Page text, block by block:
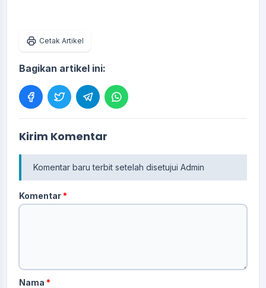
Cetak Artikel
Bagikan artikel ini:
Kirim Komentar
Komentar baru terbit setelah disetujui Admin
Komentar*
Nama *